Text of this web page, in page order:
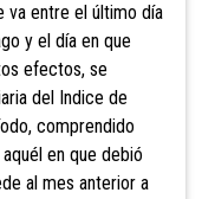
va entre el último día
y el día en que
efectos, se
del Indice de
comprendido
en que debió
al mes anterior a